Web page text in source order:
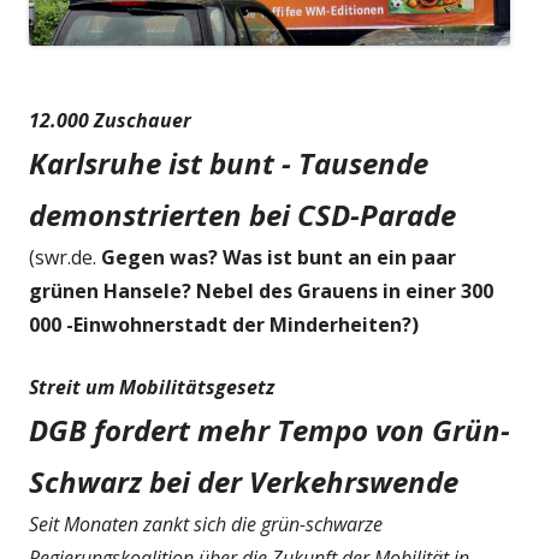
12.000 Zuschauer
Karlsruhe ist bunt - Tausende
demonstrierten bei CSD-Parade
(swr.de. Gegen was? Was ist bunt an ein paar
grünen Hansele? Nebel des Grauens in einer 300
000 -Einwohnerstadt der Minderheiten?)
Streit um Mobilitätsgesetz
DGB fordert mehr Tempo von Grün-
Schwarz bei der Verkehrswende
Seit Monaten zankt sich die grün-schwarze